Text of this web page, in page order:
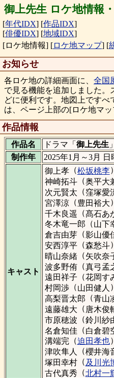
御上先生 ロケ地情報
[年代IDX] [作品IDX]
[俳優IDX] [地域IDX]
[ロケ地情報] [ロケ地マップ] [
お知らせ
各ロケ地の詳細画面に、 全国
で見る機能を追加しました。
どに便利です。地図上です
は、ページ上部の[ロケ地マッ
作品情報
作品名 ドラマ「 御上先生
制作年
2025年1月～3月 日
キャスト
御上孝（松坂桃李）
神崎拓斗（奥平大
次元賢太 （窪塚愛
宮澤涼（豊田裕大）
千木良遥 （髙石あ
冬木竜一郎 （山下
倉吉由芽（影山優
安西淳平（森愁斗）
晴山奈緒（矢吹奈
波多野侑（真弓孟
遠田祥子 （花岡す
村岡渉（山田健人 ）
高梨晋太郎 （青山
遠藤雄大 （ 唐木俊
市原穂波 （鈴川紗
名倉知佳（白倉碧
溝端完 （迫田孝也）
津吹隼人
（櫻井海
塚田幸村（ 及川光
古代真秀 （北村一